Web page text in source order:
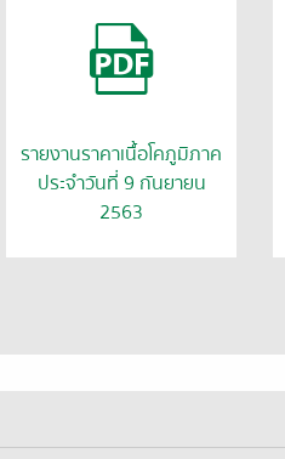
รายงานราคาเนื้อโคภูมิภาค
ประจำวันที่ 9 กันยายน
2563